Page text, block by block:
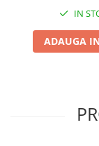
IN
ADAUGA